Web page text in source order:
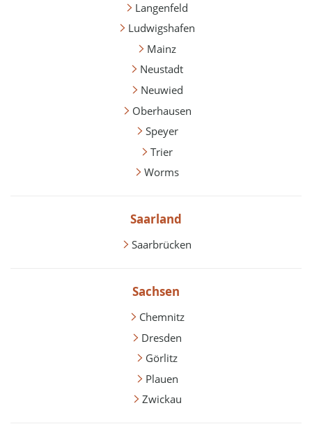
Langenfeld
Ludwigshafen
Mainz
Neustadt
Neuwied
Oberhausen
Speyer
Trier
Worms
Saarland
Saarbrücken
Sachsen
Chemnitz
Dresden
Görlitz
Plauen
Zwickau